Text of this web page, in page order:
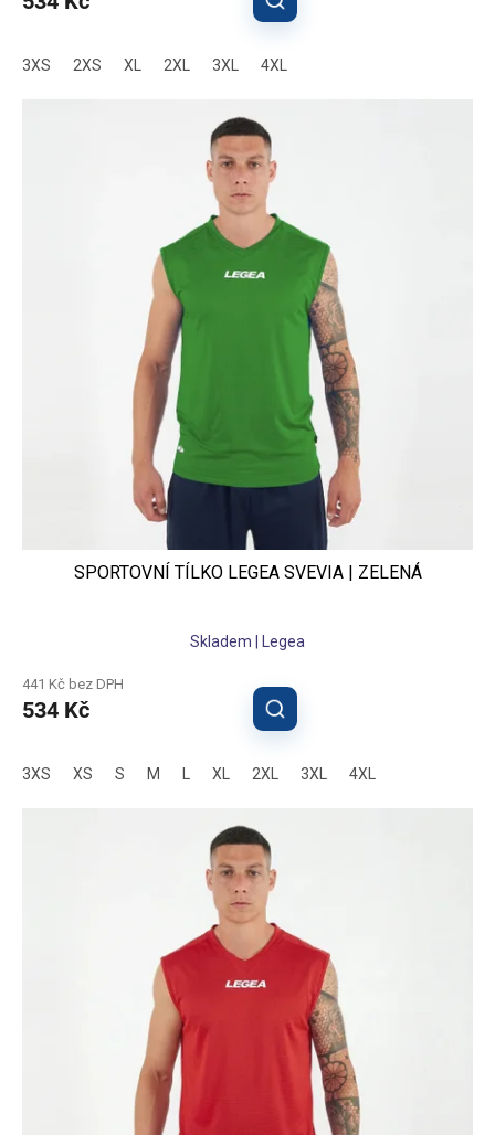
3XS 2XS XL 2XL 3XL 4XL
SPORTOVNÍ TÍLKO LEGEA SVEVIA | ZELENÁ
Skladem | Legea
441 Kč bez DPH
534 Kč
3XS XS S M XL 2XL 3XL 4XL